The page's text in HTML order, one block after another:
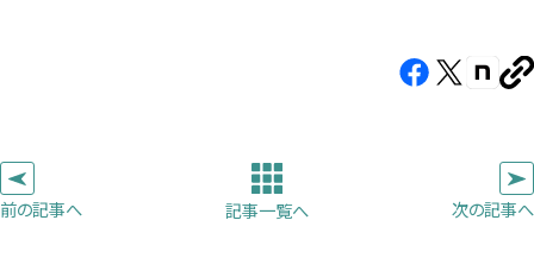
Facebook（新
X（新 note（新
で
ー
前の記事へ 記事一覧へ 次の記事へ